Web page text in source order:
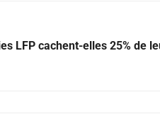
LFP cachent-elles 25% de